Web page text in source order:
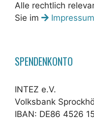
Alle rechtlich
Sie im
Impressum
SPENDENKONTO
INTEZ e.V.
Volksbank
IBAN: DE86 4526